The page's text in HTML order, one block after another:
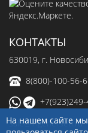
КОНТАКТЫ
630019, г.
8(800)-100-56-
sale@ingenerseti.ru
На нашем сайте